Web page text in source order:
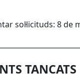
sol·licituds: 8 de
TANCATS